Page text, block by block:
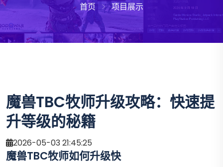
首页 项目展示
魔兽TBC牧师升级攻略：快速提
升等级的秘籍
2026-05-03 21:45:25
魔兽TBC牧师如何升级快